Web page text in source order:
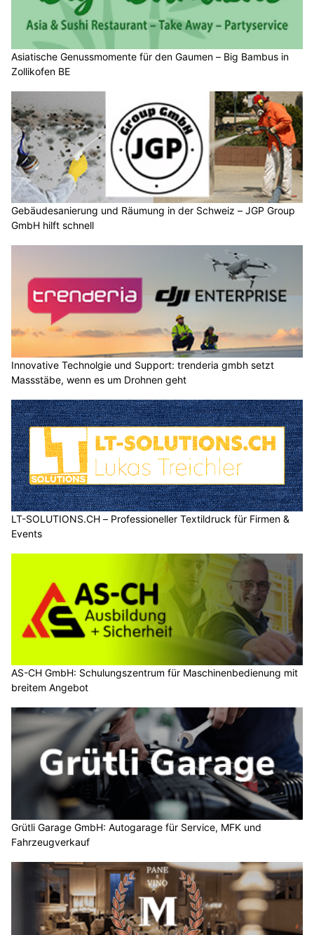
Asiatische Genussmomente für den Gaumen – Big Bambus in
Zollikofen BE
Gebäudesanierung und Räumung in der Schweiz – JGP Group
GmbH hilft schnell
Innovative Technolgie und Support: trenderia gmbh setzt
Massstäbe, wenn es um Drohnen geht
LT-SOLUTIONS.CH – Professioneller Textildruck für Firmen &
Events
AS-CH GmbH: Schulungszentrum für Maschinenbedienung mit
breitem Angebot
Grütli Garage GmbH: Autogarage für Service, MFK und
Fahrzeugverkauf